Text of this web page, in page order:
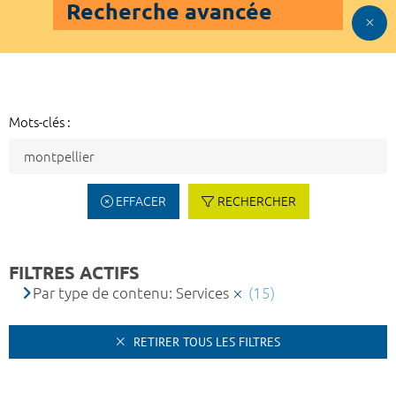
Recherche avancée
Mots-clés :
EFFACER RECHERCHER
FILTRES ACTIFS
Par type de contenu: Services (15)
RETIRER TOUS LES FILTRES